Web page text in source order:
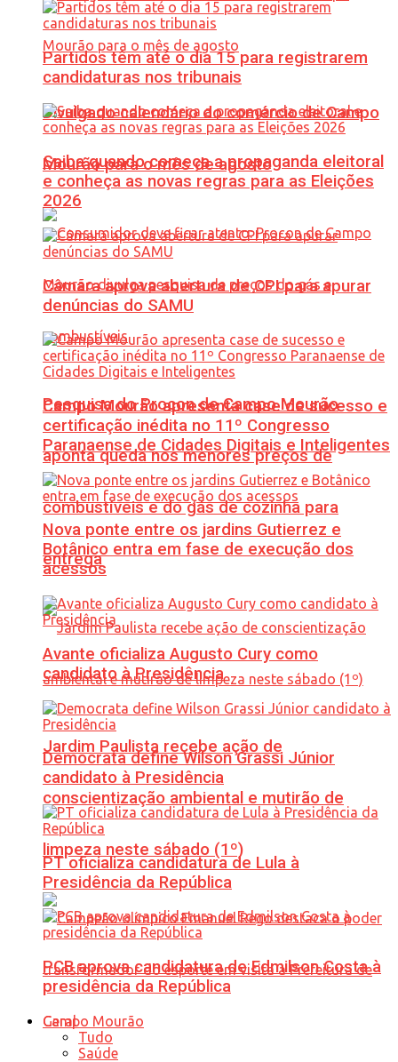
Divulgado calendário do comércio de Campo
Mourão para o mês de agosto
Pesquisa do Procon de Campo Mourão
aponta queda nos menores preços de
combustíveis e do gás de cozinha para
entrega
Jardim Paulista recebe ação de
conscientização ambiental e mutirão de
limpeza neste sábado (1º)
Partidos têm até o dia 15 para registrarem
candidaturas nos tribunais
Saiba quando começa a propaganda eleitoral
e conheça as novas regras para as Eleições
2026
Câmara aprova abertura de CPI para apurar
denúncias do SAMU
Campo Mourão apresenta case de sucesso e
certificação inédita no 11º Congresso
Paranaense de Cidades Digitais e Inteligentes
Nova ponte entre os jardins Gutierrez e
Botânico entra em fase de execução dos
acessos
Avante oficializa Augusto Cury como
candidato à Presidência
Democrata define Wilson Grassi Júnior
candidato à Presidência
PT oficializa candidatura de Lula à
Presidência da República
PCB aprova candidatura de Edmilson Costa à
presidência da República
Geral
Tudo
Saúde